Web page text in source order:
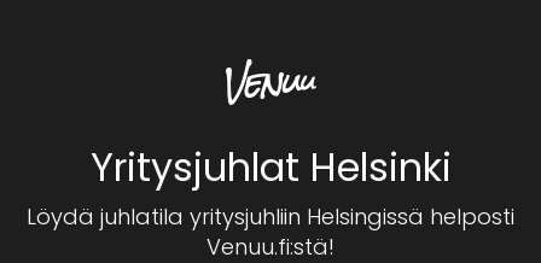
Yritysjuhlat Helsinki
Löydä juhlatila yritysjuhliin Helsingissä helposti
Venuu.fi:stä!